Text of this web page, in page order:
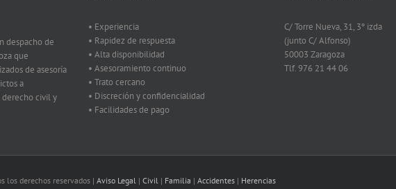
despacho de
que
de asesoría
a
civil y
• Experiencia
• Rapidez de respuesta
• Alta disponibilidad
• Asesoramiento continuo
• Trato cercano
• Discreción y confidencialidad
• Facilidades de pago
C/ Torre Nueva, 31, 3º izda
(junto C/ Alfonso)
50003 Zaragoza
Tlf. 976 21 44 06
los derechos reservados | Aviso Legal | Civil | Familia | Accidentes | Herencias